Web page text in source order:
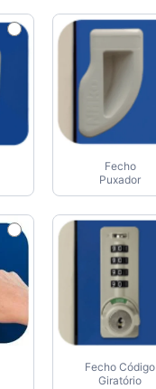
Fecho
Puxador
Fecho Código
Giratório